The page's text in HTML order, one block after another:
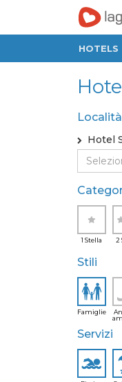
HOTELS
Località
Hotel
1 Stella 2
Stili
Famiglie
Servizi